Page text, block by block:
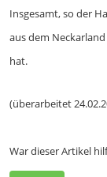
Insgesamt, so der
aus dem
hat.
(überarbeitet
War dieser Artikel